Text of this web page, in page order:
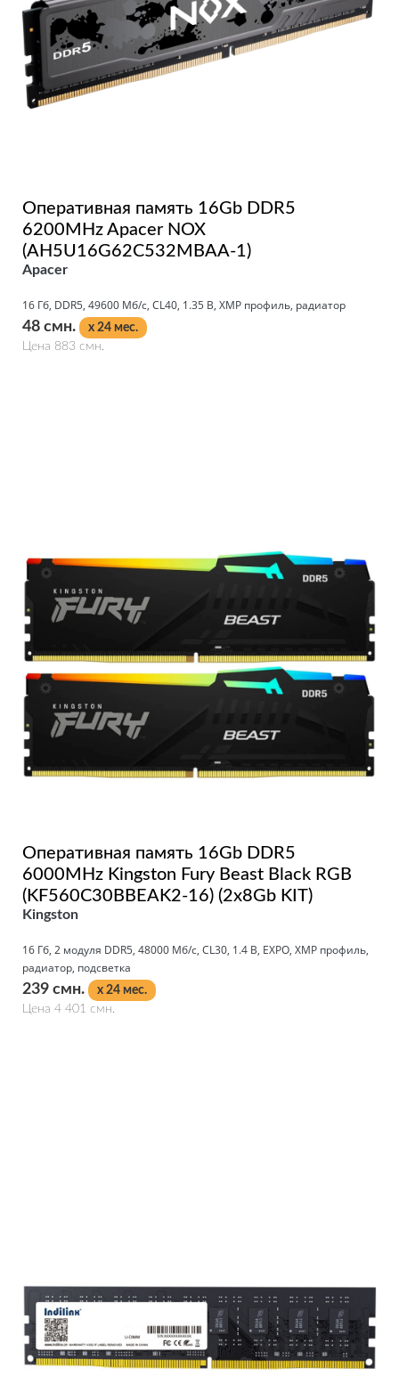
Оперативная память 16Gb DDR5
6200MHz Apacer NOX
(AH5U16G62C532MBAA-1)
Apacer
16 Гб, DDR5, 49600 Мб/с, CL40, 1.35 В, XMP профиль, радиатор
48 смн.
x 24 мес.
Цена 883 смн.
Оперативная память 16Gb DDR5
6000MHz Kingston Fury Beast Black RGB
(KF560C30BBEAK2-16) (2x8Gb KIT)
Kingston
16 Гб, 2 модуля DDR5, 48000 Мб/с, CL30, 1.4 В, EXPO, XMP профиль,
радиатор, подсветка
239 смн.
x 24 мес.
Цена 4 401 смн.